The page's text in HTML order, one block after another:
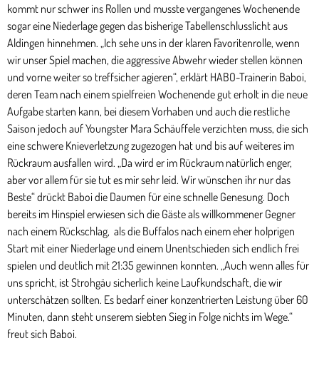
kommt nur schwer ins Rollen und musste vergangenes Wochenende
sogar eine Niederlage gegen das bisherige Tabellenschlusslicht aus
Aldingen hinnehmen. „Ich sehe uns in der klaren Favoritenrolle, wenn
wir unser Spiel machen, die aggressive Abwehr wieder stellen können
und vorne weiter so treffsicher agieren“, erklärt HABO-Trainerin Baboi,
deren Team nach einem spielfreien Wochenende gut erholt in die neue
Aufgabe starten kann, bei diesem Vorhaben und auch die restliche
Saison jedoch auf Youngster Mara Schäuffele verzichten muss, die sich
eine schwere Knieverletzung zugezogen hat und bis auf weiteres im
Rückraum ausfallen wird. „Da wird er im Rückraum natürlich enger,
aber vor allem für sie tut es mir sehr leid. Wir wünschen ihr nur das
Beste“ drückt Baboi die Daumen für eine schnelle Genesung. Doch
bereits im Hinspiel erwiesen sich die Gäste als willkommener Gegner
nach einem Rückschlag, als die Buffalos nach einem eher holprigen
Start mit einer Niederlage und einem Unentschieden sich endlich frei
spielen und deutlich mit 21:35 gewinnen konnten. „Auch wenn alles für
uns spricht, ist Strohgäu sicherlich keine Laufkundschaft, die wir
unterschätzen sollten. Es bedarf einer konzentrierten Leistung über 60
Minuten, dann steht unserem siebten Sieg in Folge nichts im Wege.“
freut sich Baboi.